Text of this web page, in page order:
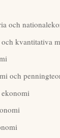
och
kvantitativa
och